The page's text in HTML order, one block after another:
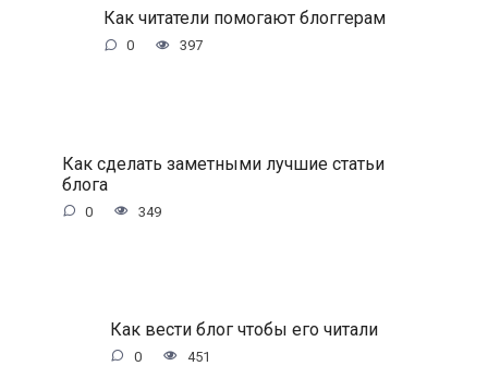
Как читатели помогают блоггерам
0 397
Как сделать заметными лучшие статьи
блога
0 349
Как вести блог чтобы его читали
0 451